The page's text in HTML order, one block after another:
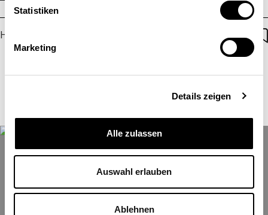
Statistiken
Marketing
Details zeigen
Alle zulassen
Auswahl erlauben
Ablehnen
Harald Desing